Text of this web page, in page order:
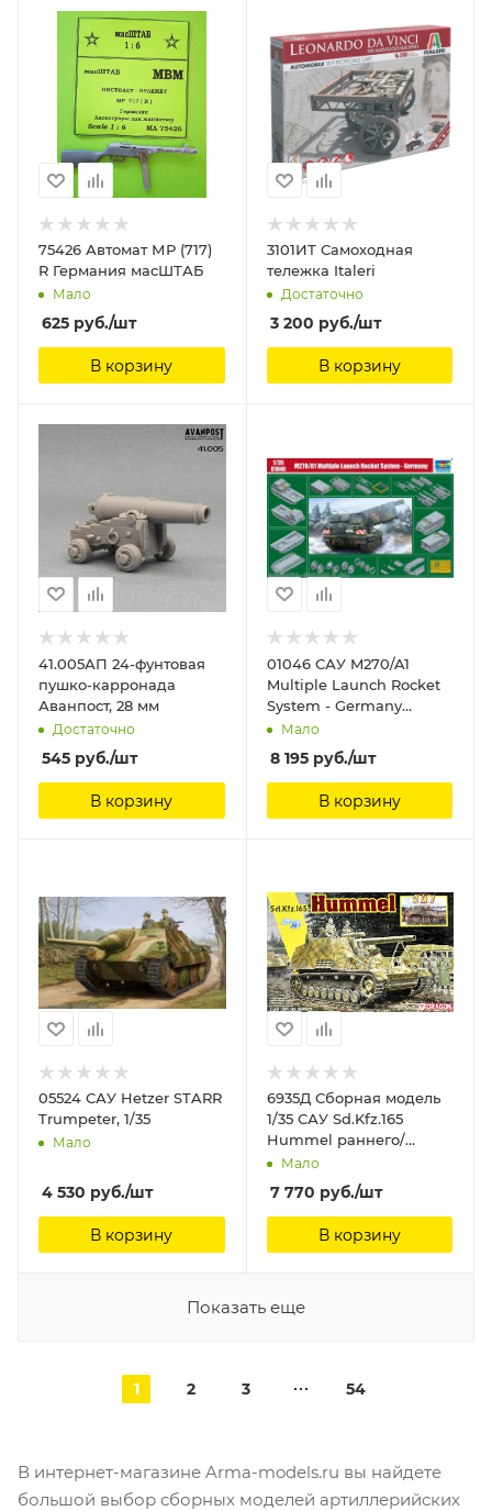
75426 Автомат МР (717)
R Германия масШТАБ
Мало
625 руб./шт
В корзину
3101ИТ Самоходная
тележка Italeri
Достаточно
3 200 руб./шт
В корзину
41.005АП 24-фунтовая
пушко-карронада
Аванпост, 28 мм
Достаточно
545 руб./шт
В корзину
01046 САУ M270/A1
Multiple Launch Rocket
System - Germany
Trumpeter, 1/35
Мало
8 195руб./шт
В корзину
05524 САУ Hetzer STARR
Trumpeter, 1/35
Мало
4 530 руб./шт
В корзину
6935Д Сборная модель
1/35 САУ Sd.Kfz.165
Hummel раннего/
позднего производства
(2 в 1) Dragon, 1/35
Мало
7 770 руб./шт
В корзину
Показать еще
1 2 3 54
В интернет-магазине Arma-models.ru вы найдете
большой выбор сборных моделей артиллерийских